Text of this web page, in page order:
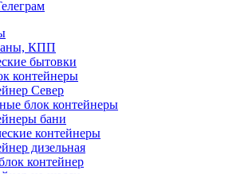
КПП
бытовки
контейнеры
Север
блок контейнеры
бани
контейнеры
дизельная
контейнер